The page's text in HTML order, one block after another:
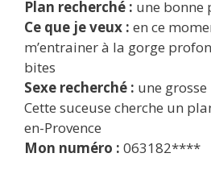
Plan recherché : une bonne
Ce que je veux : en ce
m’entrainer à la gorge
bites
Sexe recherché : une
Cette suceuse cherche un
en-Provence
Mon numéro : 063182****